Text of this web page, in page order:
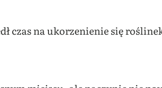
czas na ukorzenienie się